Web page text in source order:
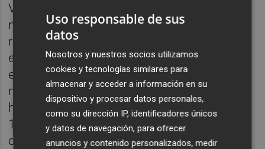
Vilafranca. Entre los lotes se encuentran
maquinaria de lavado de hilos sintéticos,
recubrimiento, planchadores, equipos de
embalaje, material rodante y utilitarios que
en su momento sirvieron para fabricar
medias, pantis y ropa interior. Asimismo,
hay dos
camiones con un precio inicial de
1.000 euros, diversas carretillas, 32 mesas
de oficina con sillas, el interior de dos salas
Uso responsable de sus
datos
Nosotros y nuestros socios utilizamos
cookies y tecnologías similares para
almacenar y acceder a información en su
dispositivo y procesar datos personales,
como su dirección IP, identificadores únicos
y datos de navegación, para ofrecer
anuncios y contenido personalizados, medir